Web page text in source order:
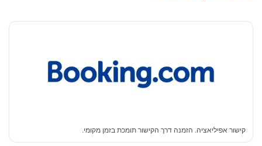
קישור אפיליאציה. הזמנה דרך הקישור תומכת בזמן מקומי.